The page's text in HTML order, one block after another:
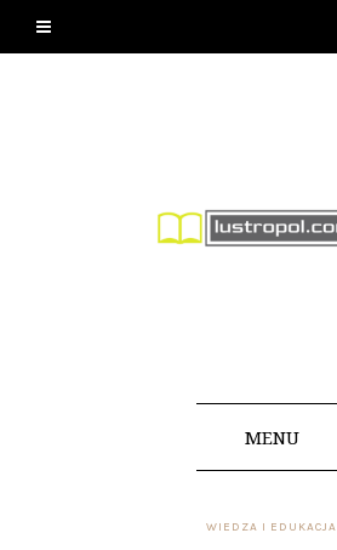
MENU
WIEDZA I EDUKACJA